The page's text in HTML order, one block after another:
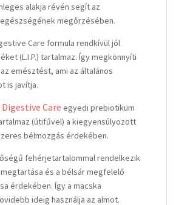
alakja révén segít az
megőrzésében.
Care formula rendkívül jól
(L.I.P.) tartalmaz. Így megkönnyíti
emésztést, ami az általános
is javítja.
Digestive Care egyedi prebiotikum
(útifűvel) a kiegyensúlyozott
bélmozgás érdekében.
fehérjetartalommal rendelkezik
és a bélsár megfelelő
érdekében. Így a macska
ideig használja az almot.